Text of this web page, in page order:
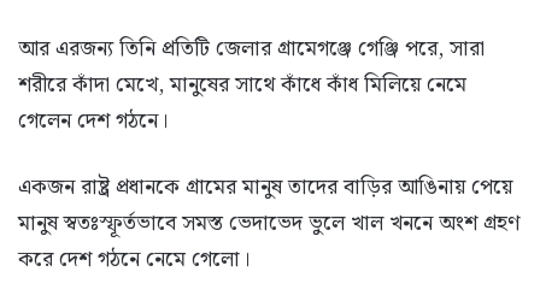
আর এরজন্য তিনি প্রতিটি জেলার গ্রামেগঞ্জে গেঞ্জি পরে, সারা
শরীরে কাঁদা মেখে, মানুষের সাথে কাঁধে কাঁধ মিলিয়ে নেমে
গেলেন দেশ গঠনে।
একজন রাষ্ট্র প্রধানকে গ্রামের মানুষ তাদের বাড়ির আঙিনায় পেয়ে
মানুষ স্বতঃস্ফূর্তভাবে সমস্ত ভেদাভেদ ভুলে খাল খননে অংশ গ্রহণ
করে দেশ গঠনে নেমে গেলো।